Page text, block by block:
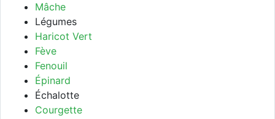
Mâche
Légumes
Haricot Vert
Fève
Fenouil
Épinard
Échalotte
Courgette